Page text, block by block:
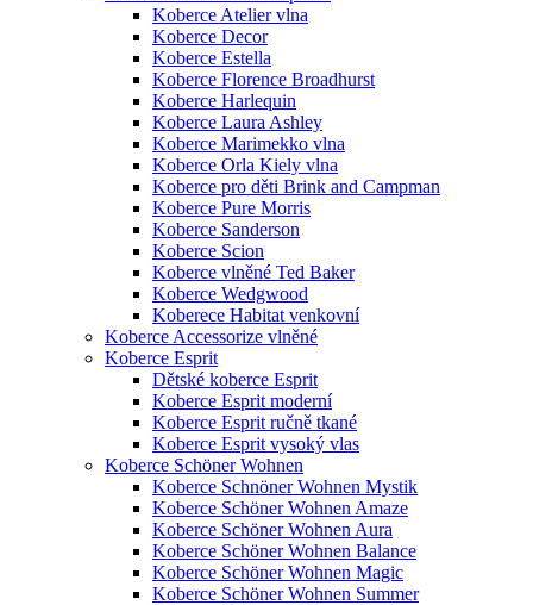
Koberce Atelier vlna
Koberce Decor
Koberce Estella
Koberce Florence Broadhurst
Koberce Harlequin
Koberce Laura Ashley
Koberce Marimekko vlna
Koberce Orla Kiely vlna
Koberce pro děti Brink and Campman
Koberce Pure Morris
Koberce Sanderson
Koberce Scion
Koberce vlněné Ted Baker
Koberce Wedgwood
Koberece Habitat venkovní
Koberce Accessorize vlněné
Koberce Esprit
Dětské koberce Esprit
Koberce Esprit moderní
Koberce Esprit ručně tkané
Koberce Esprit vysoký vlas
Koberce Schöner Wohnen
Koberce Schnöner Wohnen Mystik
Koberce Schöner Wohnen Amaze
Koberce Schöner Wohnen Aura
Koberce Schöner Wohnen Balance
Koberce Schöner Wohnen Magic
Koberce Schöner Wohnen Summer